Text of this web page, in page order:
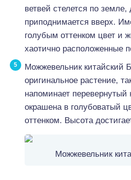
ветвей стелется по земле,
приподнимается вверх.
голубым оттенком цвет и
хаотично расположенные
Можжевельник китайский
оригинальное растение,
напоминает перевернутый
окрашена в голубоватый
оттенком. Высота
Можжевельник